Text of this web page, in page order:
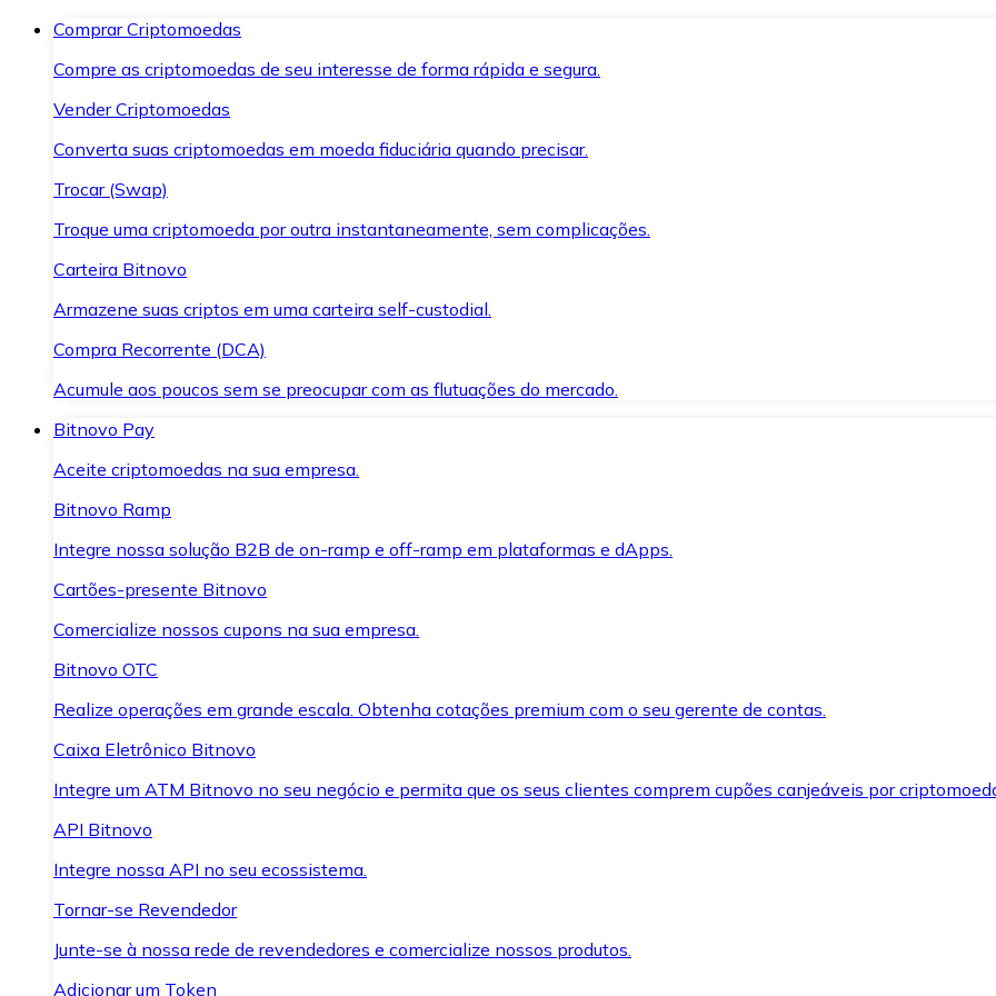
Comprar Criptomoedas
Compre as criptomoedas de seu interesse de forma rápida e segura.
Vender Criptomoedas
Converta suas criptomoedas em moeda fiduciária quando precisar.
Trocar (Swap)
Troque uma criptomoeda por outra instantaneamente, sem complicações.
Carteira Bitnovo
Armazene suas criptos em uma carteira self-custodial.
Compra Recorrente (DCA)
Acumule aos poucos sem se preocupar com as flutuações do mercado.
Bitnovo Pay
Aceite criptomoedas na sua empresa.
Bitnovo Ramp
Integre nossa solução B2B de on-ramp e off-ramp em plataformas e dApps.
Cartões-presente Bitnovo
Comercialize nossos cupons na sua empresa.
Bitnovo OTC
Realize operações em grande escala. Obtenha cotações premium com o seu gerente de contas.
Caixa Eletrônico Bitnovo
Integre um ATM Bitnovo no seu negócio e permita que os seus clientes comprem cupões canjeáveis por
API Bitnovo
Integre nossa API no seu ecossistema.
Tornar-se Revendedor
Junte-se à nossa rede de revendedores e comercialize nossos produtos.
Adicionar um Token